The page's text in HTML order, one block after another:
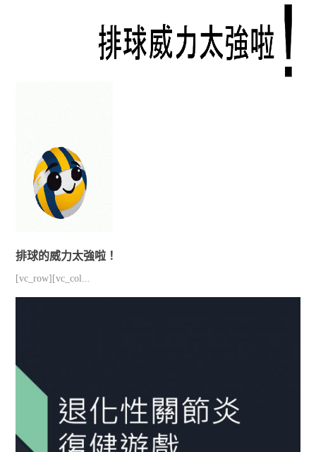
排球的威力太強啦！
[vc_row][vc_col...